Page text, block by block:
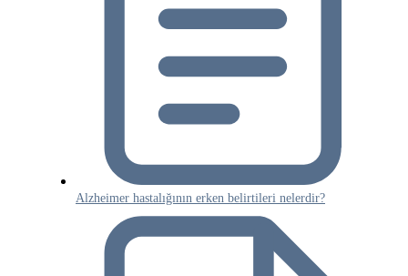
Alzheimer hastalığının erken belirtileri nelerdir?